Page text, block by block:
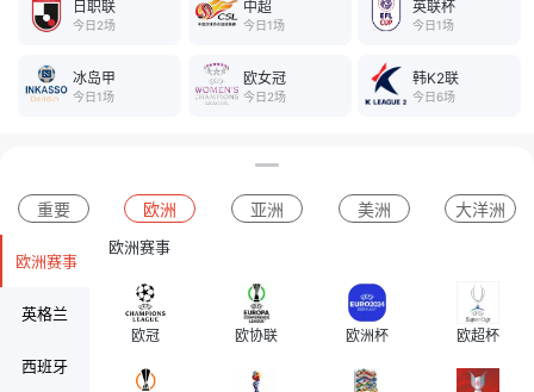
日职联
今日2场
中超
今日1场
英联杯
今日1场
冰岛甲
今日1场
欧女冠
今日2场
韩K2联
今日6场
重要 欧洲 亚洲 美洲 大洋洲
欧洲赛事
英格兰
西班牙
欧洲赛事
欧冠 欧协联 欧洲杯 欧超杯